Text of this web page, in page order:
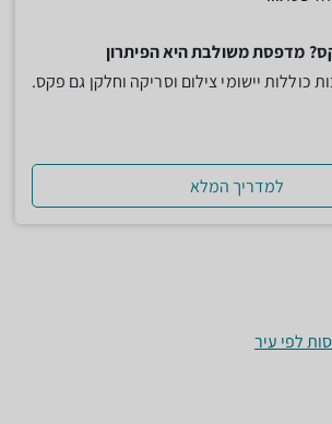
מדפסת משולבת היא הפיתרון
כוללות יישומי צילום וסריקה וחלקן גם פקס.
למדריך המלא
לפי עיר